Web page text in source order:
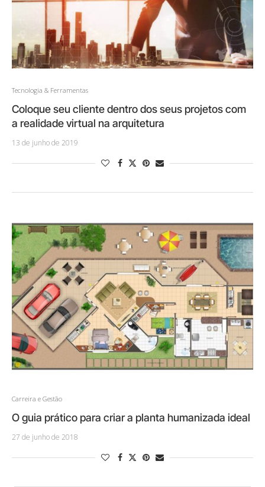
Tecnologia & Ferramentas
Coloque seu cliente dentro dos seus projetos com
a realidade virtual na arquitetura
13 de junho de 2019
Carreira e Gestão
O guia prático para criar a planta humanizada ideal
27 de junho de 2018